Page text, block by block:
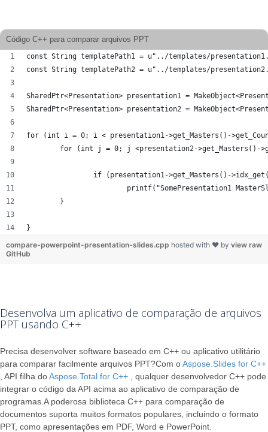
Código C++ para comparar arquivos PPT
const String templatePath1 = u"../templates/
const String templatePath2 = u"../templates/
SharedPtr<Presentation> presentation1 =
SharedPtr<Presentation> presentation2 =
for (int i = 0; i < presentation1->get_Masters()-
for (int j = 0; j <presentation2->get_Masters()-
if (presentation1->get_Masters()-
printf("SomePresentation1
	}
}
view raw
compare-powerpoint-presentation-slides.cpp hosted with ❤ by
GitHub
Desenvolva um aplicativo de comparação de arquivos
PPT usando C++
Precisa desenvolver software baseado em C++ ou aplicativo utilitário
para comparar facilmente arquivos PPT?Com oAspose.Slides for C++
, API filha doAspose.Total for C++ , qualquer desenvolvedor C++ pode
integrar o código da API acima ao aplicativo de comparação de
programas.A poderosa biblioteca C++ para comparação de
documentos suporta muitos formatos populares, incluindo o formato
PPT, como apresentações em PDF, Word e PowerPoint.